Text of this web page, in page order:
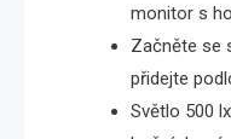
monitor s
Začněte se
přidejte
Světlo 500